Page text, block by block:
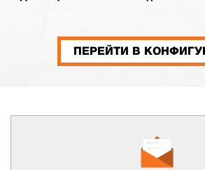
ПЕРЕЙТИ В